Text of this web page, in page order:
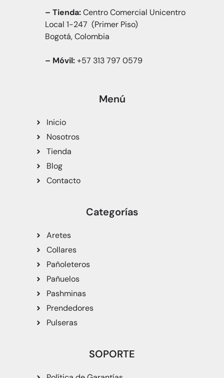
– Tienda:Centro Comercial Unicentro
Local 1-247 (Primer Piso)
Bogotá, Colombia
– Móvil:+57 313 797 0579
Menú
Inicio
Nosotros
Tienda
Blog
Contacto
Categorías
Aretes
Collares
Pañoleteros
Pañuelos
Pashminas
Prendedores
Pulseras
SOPORTE